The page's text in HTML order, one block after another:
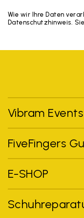
Wie wir Ihre Daten
Datenschutzhinweis.
Vibram Events
FiveFingers
E-SHOP